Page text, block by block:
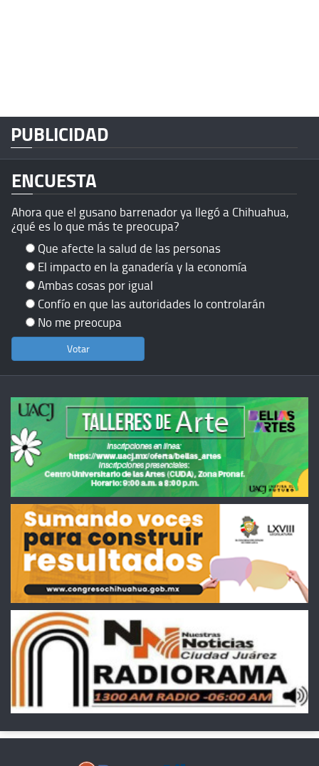
PUBLICIDAD
ENCUESTA
Ahora que el gusano barrenador ya llegó a Chihuahua,
¿qué es lo que más te preocupa?
Que afecte la salud de las personas
El impacto en la ganadería y la economía
Ambas cosas por igual
Confío en que las autoridades lo controlarán
No me preocupa